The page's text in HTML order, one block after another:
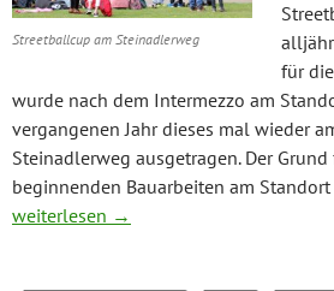
Streetballcup am Steinadlerweg
für
wurde nach dem Intermezzo am
vergangenen Jahr dieses mal wieder
Steinadlerweg ausgetragen. Der
beginnenden Bauarbeiten am Standort
Streetballcup – ein Riesenspaß
weiterlesen →